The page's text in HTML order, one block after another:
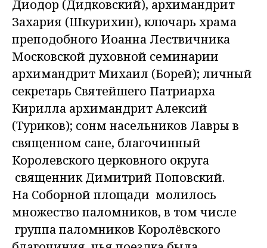
Диодор (Дидковский), архимандрит
Захария (Шкурихин), ключарь храма
преподобного Иоанна Лествичника
Московской духовной семинарии
архимандрит Михаил (Борей); личный
секретарь Святейшего Патриарха
Кирилла архимандрит Алексий
(Туриков); сонм насельников Лавры в
священном сане, благочинный
Королевского церковного округа
священник Димитрий Поповский.
На Соборной площади молилось
множество паломников, в том числе
группа паломников Королёвского